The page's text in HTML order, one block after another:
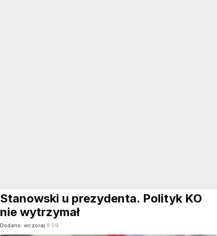
Stanowski u prezydenta. Polityk KO
nie wytrzymał
Dodano: wczoraj 8:59